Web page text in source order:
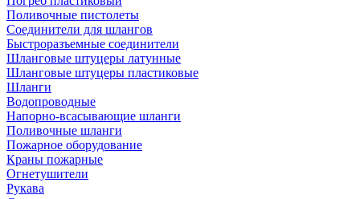
Поливочные пистолеты
Соединители для шлангов
Быстроразъемные соединители
Шланговые штуцеры латунные
Шланговые штуцеры пластиковые
Шланги
Водопроводные
Напорно-всасывающие шланги
Поливочные шланги
Пожарное оборудование
Краны пожарные
Огнетушители
Рукава